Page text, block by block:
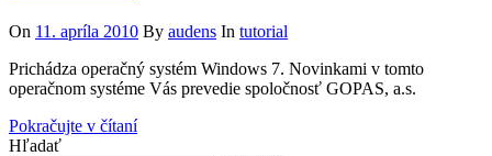
On 11. apríla 2010 By audens In tutorial
Prichádza operačný systém Windows 7. Novinkami v tomto
operačnom systéme Vás prevedie spoločnosť GOPAS, a.s.
Pokračujte v čítaní
Hľadať